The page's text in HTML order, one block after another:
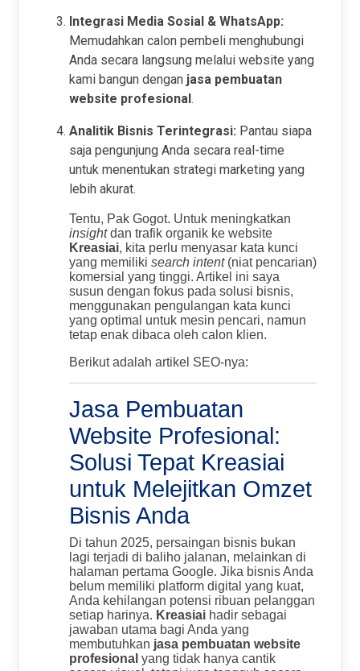
Integrasi Media Sosial & WhatsApp:
Memudahkan calon pembeli menghubungi
Anda secara langsung melalui website yang
kami bangun dengan jasa pembuatan
website profesional.
Analitik Bisnis Terintegrasi: Pantau siapa
saja pengunjung Anda secara real-time
untuk menentukan strategi marketing yang
lebih akurat.
Tentu, Pak Gogot. Untuk meningkatkan
insightdan trafik organik ke website
Kreasiai, kita perlu menyasar kata kunci
yang memiliki search intent(niat pencarian)
komersial yang tinggi. Artikel ini saya
susun dengan fokus pada solusi bisnis,
menggunakan pengulangan kata kunci
yang optimal untuk mesin pencari, namun
tetap enak dibaca oleh calon klien.
Berikut adalah artikel SEO-nya:
Jasa Pembuatan
Website Profesional:
Solusi Tepat Kreasiai
untuk Melejitkan Omzet
Bisnis Anda
Di tahun 2025, persaingan bisnis bukan
lagi terjadi di baliho jalanan, melainkan di
halaman pertama Google. Jika bisnis Anda
belum memiliki platform digital yang kuat,
Anda kehilangan potensi ribuan pelanggan
setiap harinya. Kreasiai hadir sebagai
jawaban utama bagi Anda yang
membutuhkan jasa pembuatan website
profesional yang tidak hanya cantik